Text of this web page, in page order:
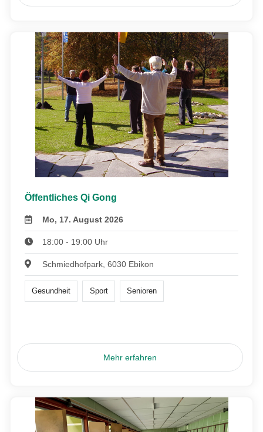
Öffentliches Qi Gong
Mo, 17. August 2026
18:00 - 19:00 Uhr
Schmiedhofpark, 6030 Ebikon
Gesundheit Sport Senioren
Mehr erfahren